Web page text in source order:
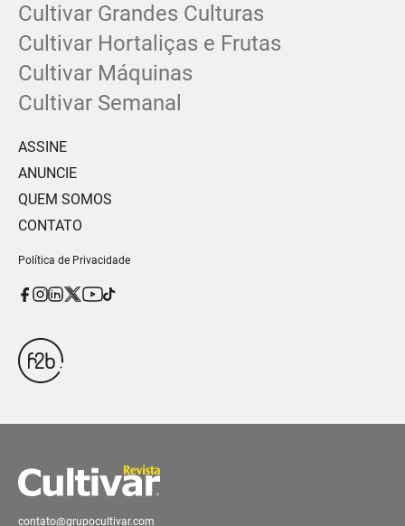
Cultivar Grandes Culturas
Cultivar Hortaliças e Frutas
Cultivar Máquinas
Cultivar Semanal
ASSINE
ANUNCIE
QUEM SOMOS
CONTATO
Política de Privacidade
contato@grupocultivar.com